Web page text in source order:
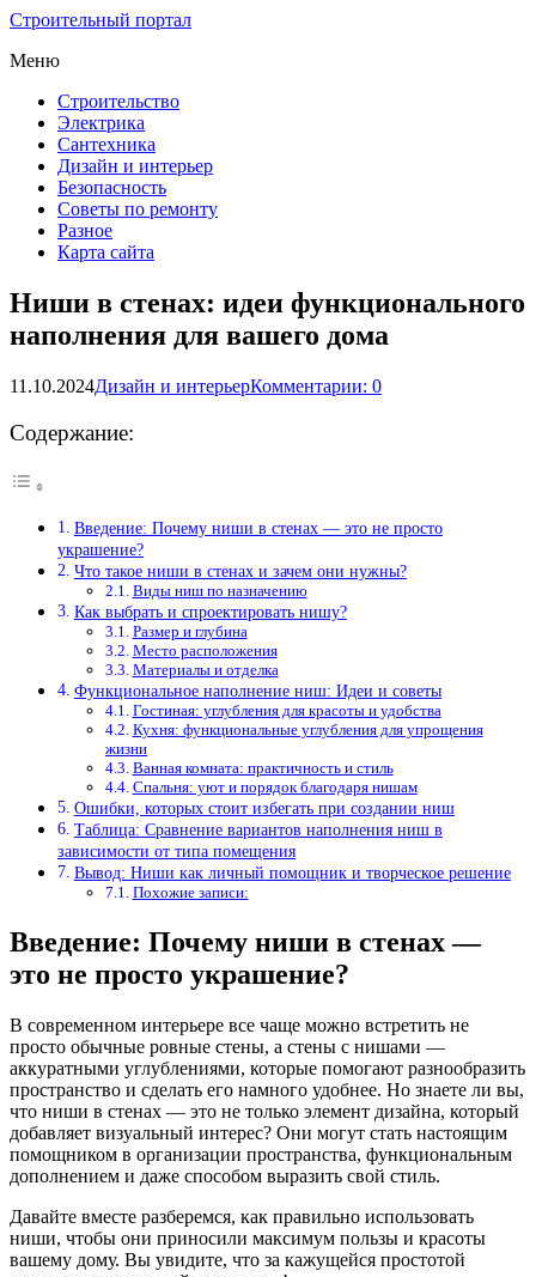
Строительный портал
Меню
Строительство
Электрика
Сантехника
Дизайн и интерьер
Безопасность
Советы по ремонту
Разное
Карта сайта
Ниши в стенах: идеи функционального
наполнения для вашего дома
11.10.2024Дизайн и интерьерКомментарии: 0
Содержание:
Введение: Почему ниши в стенах — это не просто
украшение?
Что такое ниши в стенах и зачем они нужны?
Виды ниш по назначению
Как выбрать и спроектировать нишу?
Размер и глубина
Место расположения
Материалы и отделка
Функциональное наполнение ниш: Идеи и советы
Гостиная: углубления для красоты и удобства
Кухня: функциональные углубления для упрощения
жизни
Ванная комната: практичность и стиль
Спальня: уют и порядок благодаря нишам
Ошибки, которых стоит избегать при создании ниш
Таблица: Сравнение вариантов наполнения ниш в
зависимости от типа помещения
Вывод: Ниши как личный помощник и творческое решение
Похожие записи:
Введение: Почему ниши в стенах —
это не просто украшение?
В современном интерьере все чаще можно встретить не
просто обычные ровные стены, а стены с нишами —
аккуратными углублениями, которые помогают разнообразить
пространство и сделать его намного удобнее. Но знаете ли вы,
что ниши в стенах — это не только элемент дизайна, который
добавляет визуальный интерес? Они могут стать настоящим
помощником в организации пространства, функциональным
дополнением и даже способом выразить свой стиль.
Давайте вместе разберемся, как правильно использовать
ниши, чтобы они приносили максимум пользы и красоты
вашему дому. Вы увидите, что за кажущейся простотой